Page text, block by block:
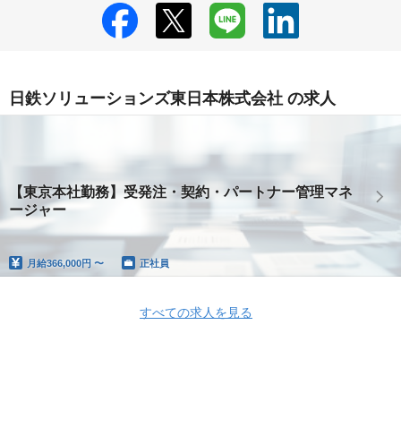
日鉄ソリューションズ東日本株式会社 の求人
【東京本社勤務】受発注・契約・パートナー管理マネ
ージャー
月給366,000円 〜 正社員
すべての求人を見る